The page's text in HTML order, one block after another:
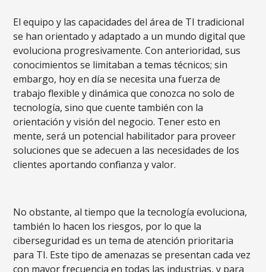
El equipo y las capacidades del área de TI tradicional
se han orientado y adaptado a un mundo digital que
evoluciona progresivamente. Con anterioridad, sus
conocimientos se limitaban a temas técnicos; sin
embargo, hoy en día se necesita una fuerza de
trabajo flexible y dinámica que conozca no solo de
tecnología, sino que cuente también con la
orientación y visión del negocio. Tener esto en
mente, será un potencial habilitador para proveer
soluciones que se adecuen a las necesidades de los
clientes aportando confianza y valor.
No obstante, al tiempo que la tecnología evoluciona,
también lo hacen los riesgos, por lo que la
ciberseguridad es un tema de atención prioritaria
para TI. Este tipo de amenazas se presentan cada vez
con mayor frecuencia en todas las industrias, y para